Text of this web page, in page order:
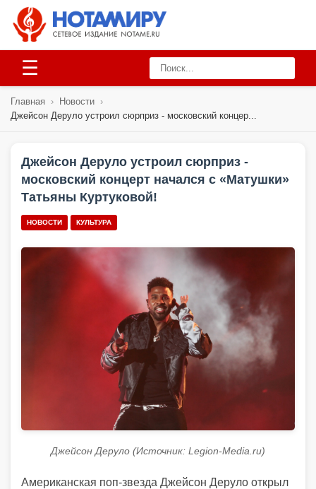
☰
Главная › Новости ›
Джейсон Деруло устроил сюрприз - московский концер...
Джейсон Деруло устроил сюрприз -
московский концерт начался с «Матушки»
Татьяны Куртуковой!
НОВОСТИ КУЛЬТУРА
Джейсон Деруло (Источник: Legion-Media.ru)
Американская поп-звезда Джейсон Деруло открыл